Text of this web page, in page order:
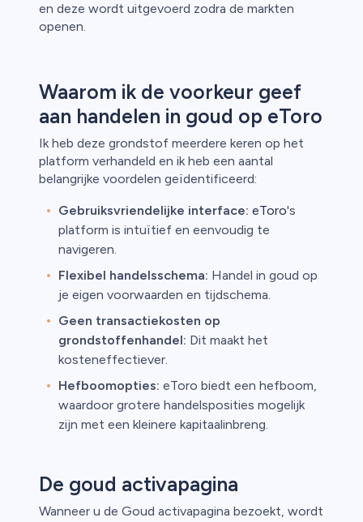
en deze wordt uitgevoerd zodra de markten
openen.
Waarom ik de voorkeur geef
aan handelen in goud op eToro
Ik heb deze grondstof meerdere keren op het
platform verhandeld en ik heb een aantal
belangrijke voordelen geïdentificeerd:
Gebruiksvriendelijke interface: eToro's
platform is intuïtief en eenvoudig te
navigeren.
Flexibel handelsschema: Handel in goud op
je eigen voorwaarden en tijdschema.
Geen transactiekosten op
grondstoffenhandel: Dit maakt het
kosteneffectiever.
Hefboomopties: eToro biedt een hefboom,
waardoor grotere handelsposities mogelijk
zijn met een kleinere kapitaalinbreng.
De goud activapagina
Wanneer u de Goud activapagina bezoekt, wordt